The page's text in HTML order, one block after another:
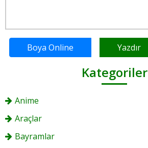
Boya Online Yazdır
Kategoriler
Anime
Araçlar
Bayramlar